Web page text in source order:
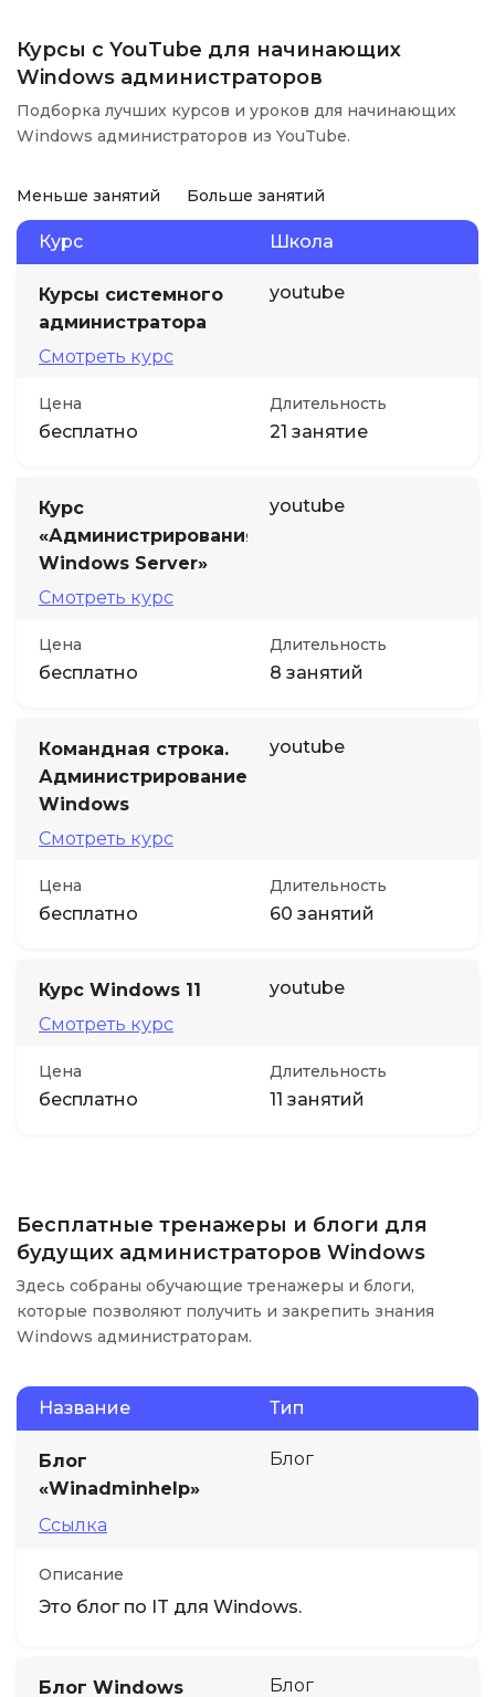
Курсы с YouTube для начинающих
Windows администраторов
Подборка лучших курсов и уроков для начинающих
Windows администраторов из YouTube.
Меньше занятий Больше занятий
Курс Школа
Курсы системного
администратора
Смотреть курс
youtube
Цена
бесплатно
Длительность
21 занятие
Курс
«Администрирования
Windows Server»
Смотреть курс
youtube
Цена
бесплатно
Длительность
8 занятий
Командная строка.
Администрирование
Windows
Смотреть курс
youtube
Цена
бесплатно
Длительность
60 занятий
Курс Windows 11
Смотреть курс
youtube
Цена
бесплатно
Длительность
11 занятий
Бесплатные тренажеры и блоги для
будущих администраторов Windows
Здесь собраны обучающие тренажеры и блоги,
которые позволяют получить и закрепить знания
Windows администраторам.
Название Тип
Блог
«Winadminhelp»
Ссылка
Блог
Описание
Это блог по IT для Windows.
Блог Windows
Блог